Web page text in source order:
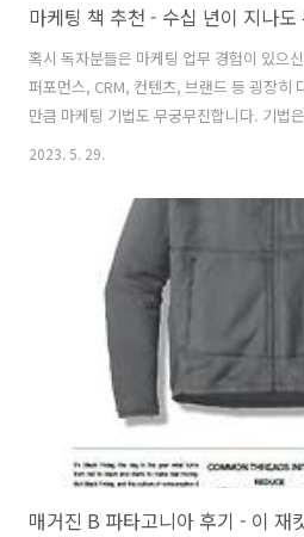
혹시 독자분들은 마케팅 업무 경험이 있으
퍼포먼스, CRM, 컨텐츠, 브랜드 등 굉장히
만큼 마케팅 기법도 무궁무진합니다. 기법
더욱 어려워졌습니다. 소비자들은 수많은
습니다. 여러모로 혼란스러울 때, 한 번 쯤
좋죠! 그런 의미에서 오늘 소개할 책은 마케
'마케팅 불변의 법칙'입니다. 이 책은 세계
트인 알 리스(Al Ries)와 잭 트라우트(Jack
잭 트라우트는 '포지셔닝(Positioning)'이라
2023. 5. 29.